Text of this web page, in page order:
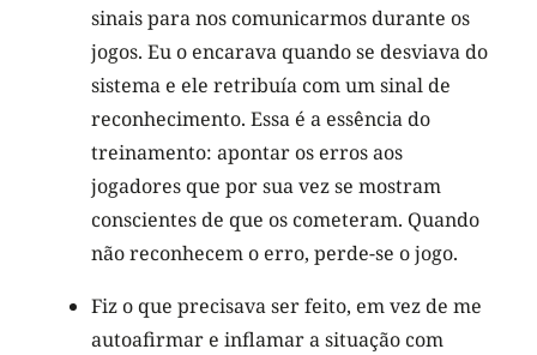
sinais para nos comunicarmos durante os
jogos. Eu o encarava quando se desviava do
sistema e ele retribuía com um sinal de
reconhecimento. Essa é a essência do
treinamento: apontar os erros aos
jogadores que por sua vez se mostram
conscientes de que os cometeram. Quando
não reconhecem o erro, perde-se o jogo.
Fiz o que precisava ser feito, em vez de me
autoafirmar e inflamar a situação com